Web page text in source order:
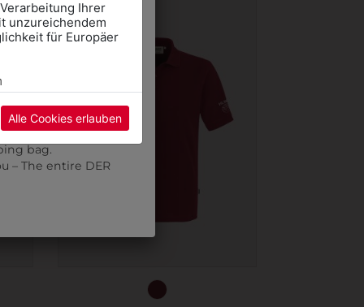
Ihrer
unzureichendem
für Europäer
Alle Cookies erlauben
WALTER Team
may be a wait.
bag.
– The entire DER